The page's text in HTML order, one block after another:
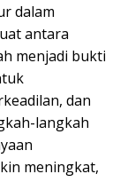
dalam
antara
menjadi bukti
dan
langkah
meningkat,